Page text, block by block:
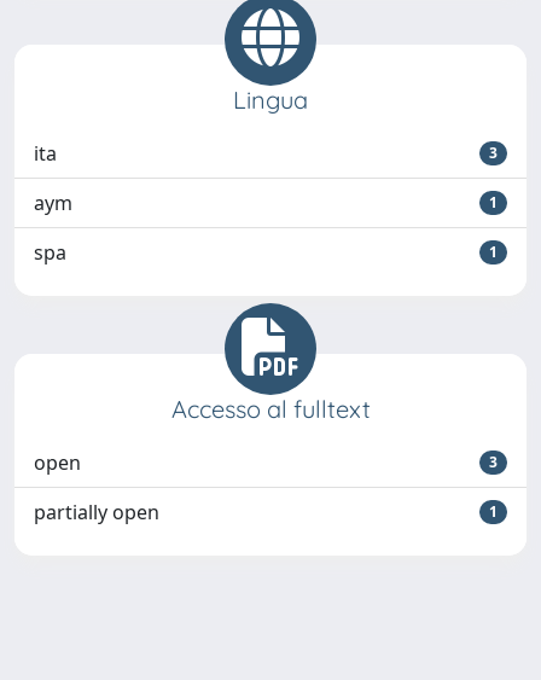
Lingua
ita 3
aym 1
spa 1
Accesso al fulltext
open 3
partially open 1